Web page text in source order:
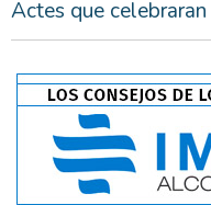
Actes que